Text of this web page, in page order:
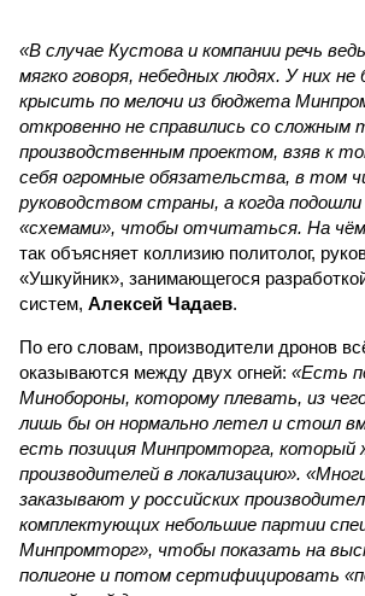
«В случае Кустова и компании речь
мягко говоря, небедных людях. У них
крысить по мелочи из бюджета
откровенно не справились со сложным
производственным проектом, взяв к
себя огромные обязательства, в том
руководством страны, а когда подошли
«схемами», чтобы отчитаться. На чём
так объясняет коллизию политолог,
«Ушкуйник», занимающегося
систем, Алексей Чадаев.
По его словам, производители дронов
оказываются между двух огней: «Есть
Минобороны, которому плевать, из
лишь бы он нормально летел и стоил
есть позиция Минпромторга, который
производителей в локализацию».
заказывают у российских
комплектующих небольшие партии
Минпромторг», чтобы показать на
полигоне и потом сертифицировать